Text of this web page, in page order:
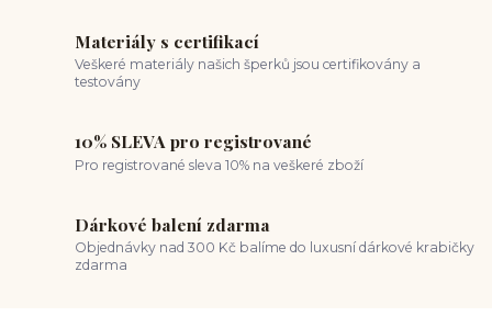
Materiály s certifikací
Veškeré materiály našich šperků jsou certifikovány a
testovány
10% SLEVA pro registrované
Pro registrované sleva 10% na veškeré zboží
Dárkové balení zdarma
Objednávky nad 300 Kč balíme do luxusní dárkové krabičky
zdarma